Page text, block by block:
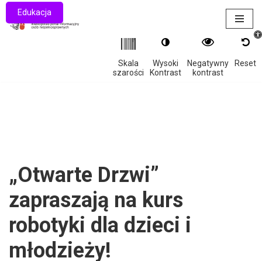
Skala
szarości
Wysoki
Kontrast
Negatywny
kontrast
Reset
Przejdź
„Otwarte Drzwi”
zapraszają na kurs
robotyki dla dzieci i
młodzieży!
Edukacja